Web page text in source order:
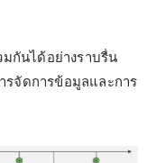
มกันได้อย่างราบรื่น
รจัดการข้อมูลและการ